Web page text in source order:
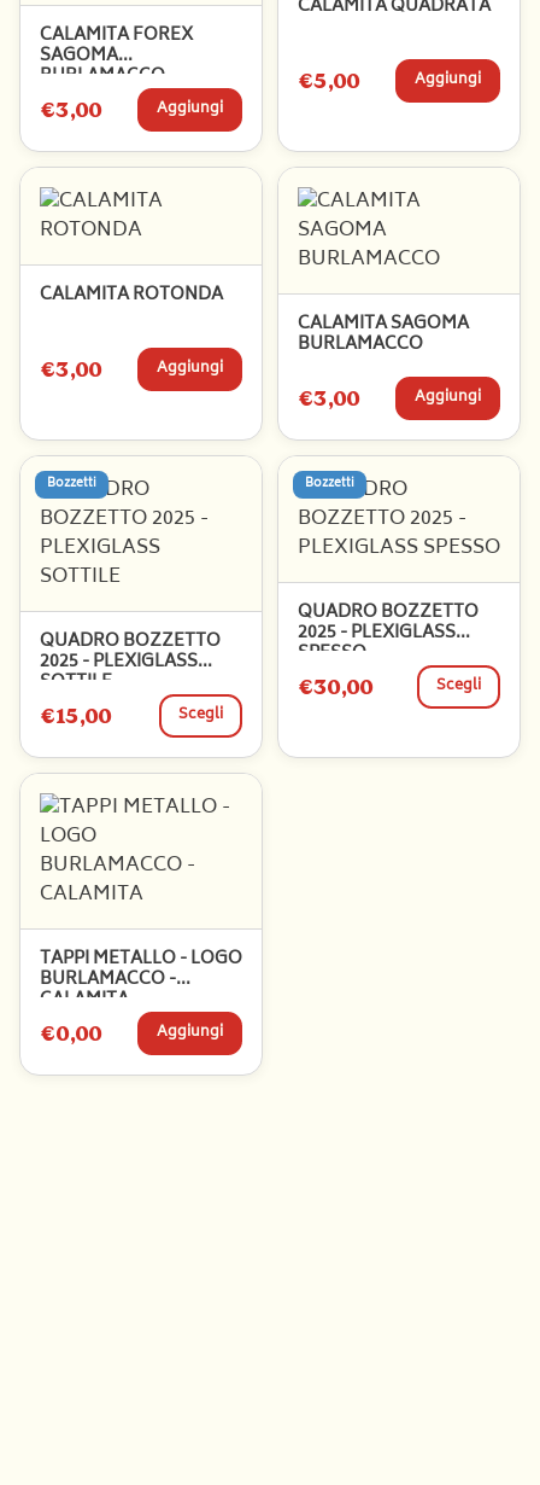
CALAMITA FOREX
SAGOMA
BURLAMACCO
€3,00 Aggiungi
CALAMITA QUADRATA
€5,00 Aggiungi
CALAMITA ROTONDA
€3,00 Aggiungi
CALAMITA SAGOMA
BURLAMACCO
€3,00 Aggiungi
Bozzetti
QUADRO BOZZETTO
2025 - PLEXIGLASS
SOTTILE
€15,00 Scegli
Bozzetti
QUADRO BOZZETTO
2025 - PLEXIGLASS
SPESSO
€30,00 Scegli
TAPPI METALLO - LOGO
BURLAMACCO -
CALAMITA
€0,00 Aggiungi